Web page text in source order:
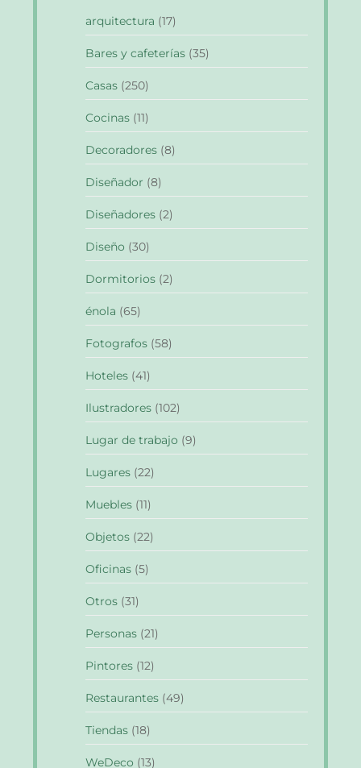
arquitectura (17)
Bares y cafeterías (35)
Casas (250)
Cocinas (11)
Decoradores (8)
Diseñador (8)
Diseñadores (2)
Diseño (30)
Dormitorios (2)
énola (65)
Fotografos (58)
Hoteles (41)
Ilustradores (102)
Lugar de trabajo (9)
Lugares (22)
Muebles (11)
Objetos (22)
Oficinas (5)
Otros (31)
Personas (21)
Pintores (12)
Restaurantes (49)
Tiendas (18)
WeDeco (13)